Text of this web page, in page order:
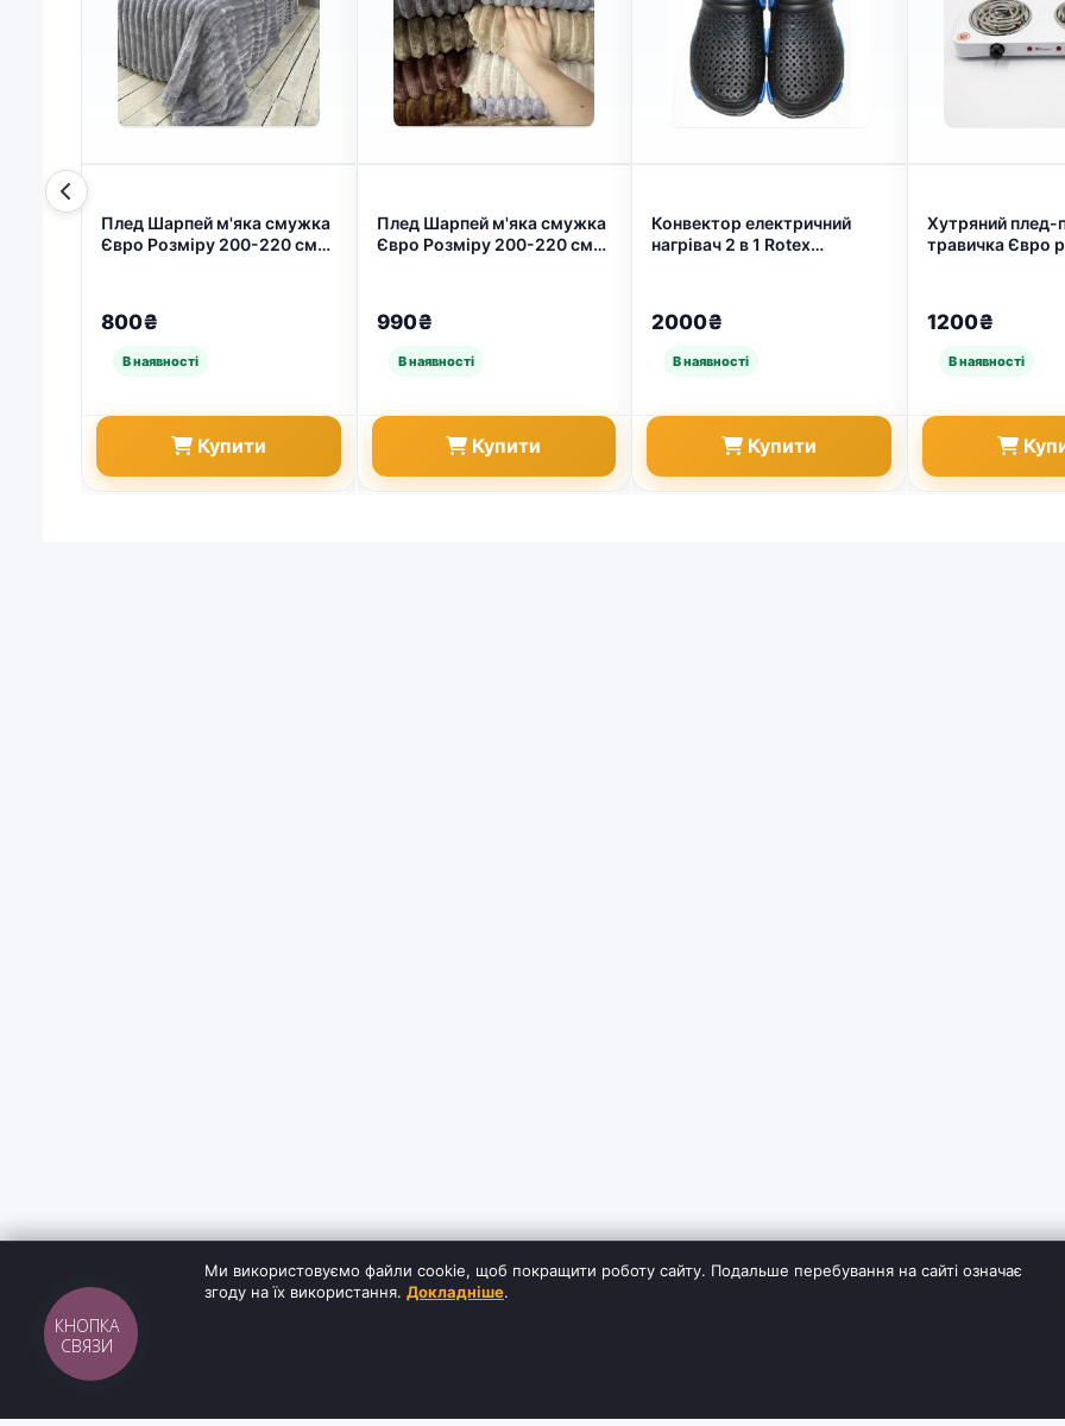
Плед Шарпей м'яка смужка
Євро Розміру 200-220 см
800₴
Купити
Плед Шарпей м'яка смужка
Євро Розміру 200-220 см
990₴
Купити
Конвектор електричний
нагрівач 2 в 1 Rotex
2000₴
Купити
Хутряний плед-
травичка Євро
1200₴
Ми використовуємо файли cookie, щоб покращити роботу сайту. Подальше перебування на сайті означає
згоду на їх використання. Докладніше.
КНОПКА
СВЯЗИ